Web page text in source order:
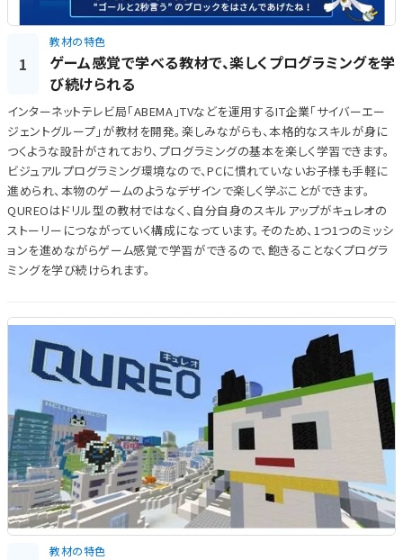
1
教材の特色
ゲーム感覚で学べる教材で、楽しくプログラミングを学
び続けられる
インターネットテレビ局「ABEMA」TVなどを運用するIT企業「サイバーエー
ジェントグループ」が教材を開発。楽しみながらも、本格的なスキルが身に
つくような設計がされており、プログラミングの基本を楽しく学習できます。
ビジュアルプログラミング環境なので、PCに慣れていないお子様も手軽に
進められ、本物のゲームのようなデザインで楽しく学ぶことができます。
QUREOはドリル型の教材ではなく、自分自身のスキルアップがキュレオの
ストーリーにつながっていく構成になっています。そのため、1つ1つのミッシ
ョンを進めながらゲーム感覚で学習ができるので、飽きることなくプログラ
ミングを学び続けられます。
教材の特色